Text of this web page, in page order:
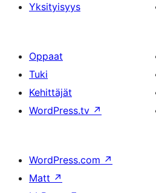
Yksityisyys
Oppaat
Tuki
Kehittäjät
WordPress.tv ↗
WordPress.com ↗
Matt ↗